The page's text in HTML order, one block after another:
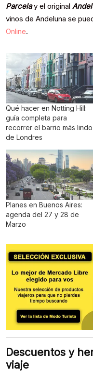
Parcelay el original
vinos de Andeluna se
Online.
Qué hacer en Notting Hill:
guía completa para
recorrer el barrio más lindo
de Londres
Planes en Buenos Aires:
agenda del 27 y 28 de
Marzo
Descuentos y
viaje